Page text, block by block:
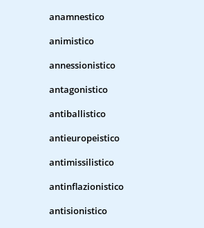
anamnestico
animistico
annessionistico
antagonistico
antiballistico
antieuropeistico
antimissilistico
antinflazionistico
antisionistico